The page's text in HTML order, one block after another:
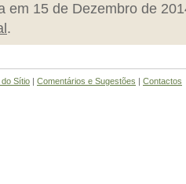
em 15 de Dezembro de
.
do Sítio | Comentários e Sugestões | Contactos